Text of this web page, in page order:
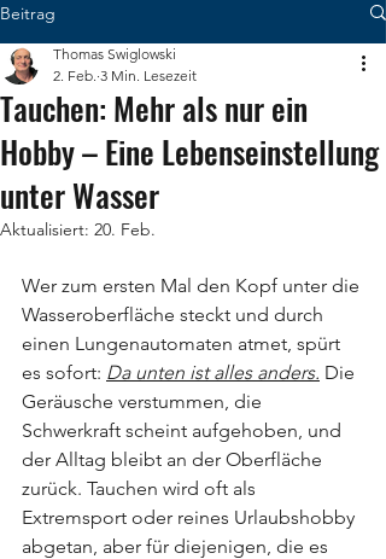
Beitrag
Tauchen: Mehr als nur ein
Hobby – Eine Lebenseinstellung
unter Wasser
Thomas Swiglowski
2. Feb. 3 Min. Lesezeit
Aktualisiert: 20. Feb.
Wer zum ersten Mal den Kopf unter die
Wasseroberfläche steckt und durch
einen Lungenautomaten atmet, spürt
es sofort: Da unten ist alles anders. Die
Geräusche verstummen, die
Schwerkraft scheint aufgehoben, und
der Alltag bleibt an der Oberfläche
zurück. Tauchen wird oft als
Extremsport oder reines Urlaubshobby
abgetan, aber für diejenigen, die es